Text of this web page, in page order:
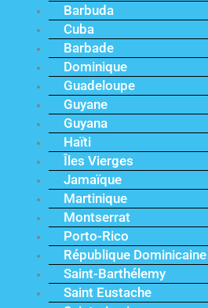
Barbuda
Cuba
Barbade
Dominique
Guadeloupe
Guyane
Guyana
Haïti
Îles Vierges
Jamaïque
Martinique
Montserrat
Porto-Rico
République Dominicaine
Saint-Barthélemy
Saint Eustache